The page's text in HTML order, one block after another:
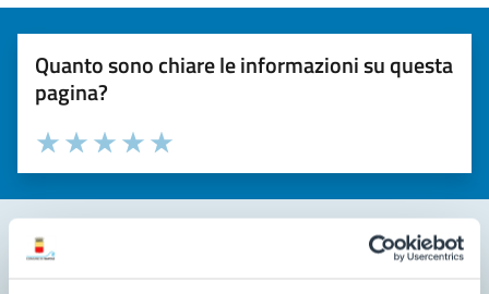
Quanto sono chiare le informazioni su questa
pagina?
Valuta la chiarezza delle informazioni (da 1 a 5 stelle)
Seleziona il numero di stelle per valutare la chiarezza delle
Valuta 5 stelle su 5
Valuta 4 stelle su 5
Valuta 3 stelle su 5
Valuta 2 stelle su 5
Valuta 1 stelle su 5